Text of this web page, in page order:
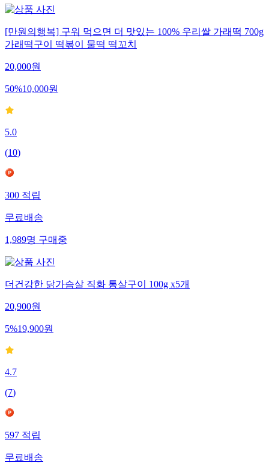
[만원의행복] 구워 먹으면 더 맛있는 100% 우리쌀 가래떡 700g
가래떡구이 떡볶이 물떡 떡꼬치
20,000원
50%10,000원
5.0
(10)
300적립
무료배송
1,989명구매중
더건강한 닭가슴살 직화 통살구이 100g x5개
20,900원
5%19,900원
4.7
(7)
597적립
무료배송